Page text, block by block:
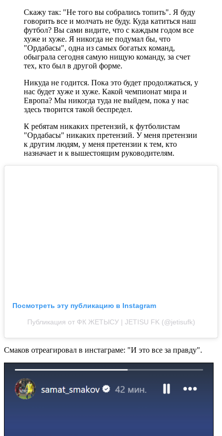
Скажу так: "Не того вы собрались топить". Я буду
говорить все и молчать не буду. Куда катиться наш
футбол? Вы сами видите, что с каждым годом все
хуже и хуже. Я никогда не подумал бы, что
"Ордабасы", одна из самых богатых команд,
обыграла сегодня самую нищую команду, за счет
тех, кто был в другой форме.
Никуда не годится. Пока это будет продолжаться, у
нас будет хуже и хуже. Какой чемпионат мира и
Европа? Мы никогда туда не выйдем, пока у нас
здесь творится такой беспредел.
К ребятам никаких претензий, к футболистам
"Ордабасы" никаких претензий. У меня претензии
к другим людям, у меня претензии к тем, кто
назначает и к вышестоящим руководителям.
Посмотреть эту публикацию в Instagram
Публикация от ФК ЖЕТЫСУ | JETISU FK (@jetisufk)
Смаков отреагировал в инстаграме: "И это все за правду".